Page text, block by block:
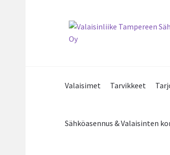
Siirry
navigointiin
Siirry
sisältöön
Valaisimet Tarvikkeet
Sähköasennus & Valaisinten